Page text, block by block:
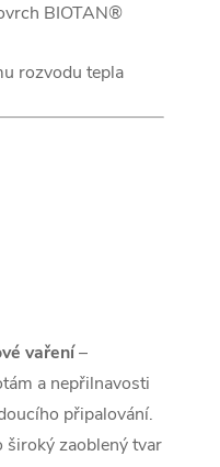
BIOTAN®
rozvodu tepla
vaření–
a nepřilnavosti
připalování.
široký zaoblený tvar